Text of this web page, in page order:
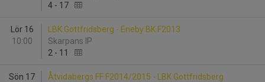
4 - 17
Lör 16
10:00
LBK Gottfridsberg - Eneby BK F2013
Skarpans IP
2 - 11
Sön 17
Åtvidabergs FF F2014/2015 - LBK Gottfridsberg